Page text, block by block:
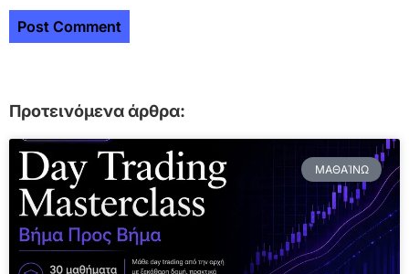
Προτεινόμενα άρθρα:
ΜΑΘΑΊΝΩ